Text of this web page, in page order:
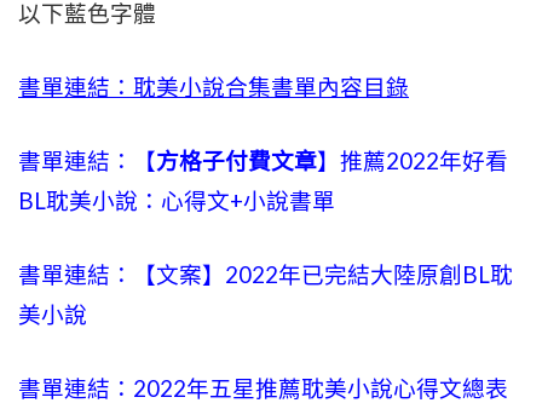
以下藍色字體
書單連結：耽美小說合集書單內容目錄
書單連結：【方格子付費文章】推薦2022年好看
BL耽美小說：心得文+小說書單
書單連結：【文案】2022年已完結大陸原創BL耽
美小說
書單連結：2022年五星推薦耽美小說心得文總表